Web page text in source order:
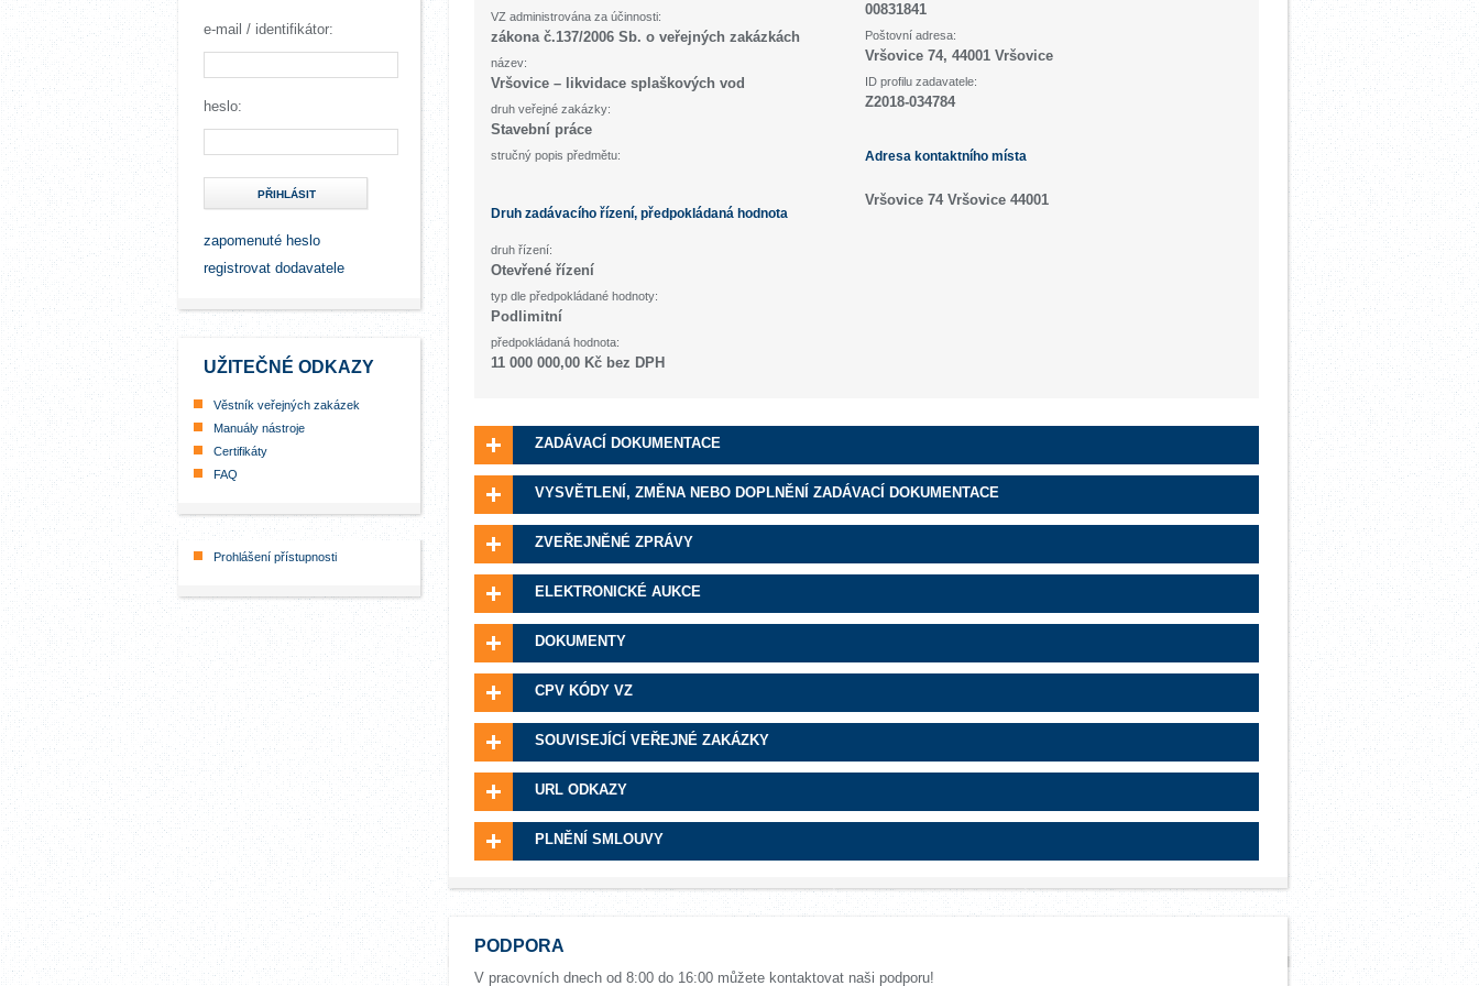
e-mail / identifikátor:
heslo:
PŘIHLÁSIT
zapomenuté heslo
registrovat dodavatele
UŽITEČNÉ ODKAZY
Věstník veřejných zakázek
Manuály nástroje
Certifikáty
FAQ
Prohlášení přístupnosti
VZ administrována za účinnosti:
zákona č.137/2006 Sb. o veřejných zakázkách
název:
Vršovice – likvidace splaškových vod
druh veřejné zakázky:
Stavební práce
stručný popis předmětu:
Druh zadávacího řízení, předpokládaná hodnota
druh řízení:
Otevřené řízení
typ dle předpokládané hodnoty:
Podlimitní
předpokládaná hodnota:
11 000 000,00 Kč bez DPH
00831841
Poštovní adresa:
Vršovice 74, 44001 Vršovice
ID profilu zadavatele:
Z2018-034784
Adresa kontaktního místa
Vršovice 74 Vršovice 44001
ZADÁVACÍ DOKUMENTACE
VYSVĚTLENÍ, ZMĚNA NEBO DOPLNĚNÍ ZADÁVACÍ DOKUMENTACE
ZVEŘEJNĚNÉ ZPRÁVY
ELEKTRONICKÉ AUKCE
DOKUMENTY
CPV KÓDY VZ
SOUVISEJÍCÍ VEŘEJNÉ ZAKÁZKY
URL ODKAZY
PLNĚNÍ SMLOUVY
PODPORA
V pracovních dnech od 8:00 do 16:00 můžete kontaktovat naši podporu!